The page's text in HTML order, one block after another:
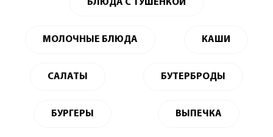
БЛЮДА С ТУШЕНКОЙ
МОЛОЧНЫЕ БЛЮДА КАШИ
САЛАТЫ БУТЕРБРОДЫ
БУРГЕРЫ ВЫПЕЧКА